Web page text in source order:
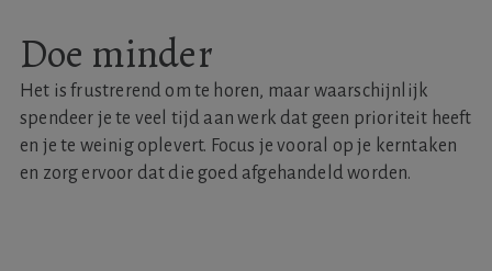
Doe minder
Het is frustrerend om te horen, maar waarschijnlijk
spendeer je te veel tijd aan werk dat geen prioriteit heeft
en je te weinig oplevert. Focus je vooral op je kerntaken
en zorg ervoor dat die goed afgehandeld worden.